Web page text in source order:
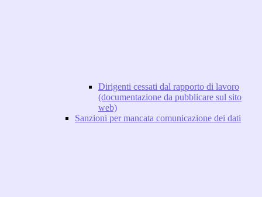
Dirigenti cessati dal rapporto di lavoro
(documentazione da pubblicare sul sito
web)
Sanzioni per mancata comunicazione dei dati